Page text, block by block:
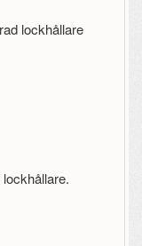
lockhållare